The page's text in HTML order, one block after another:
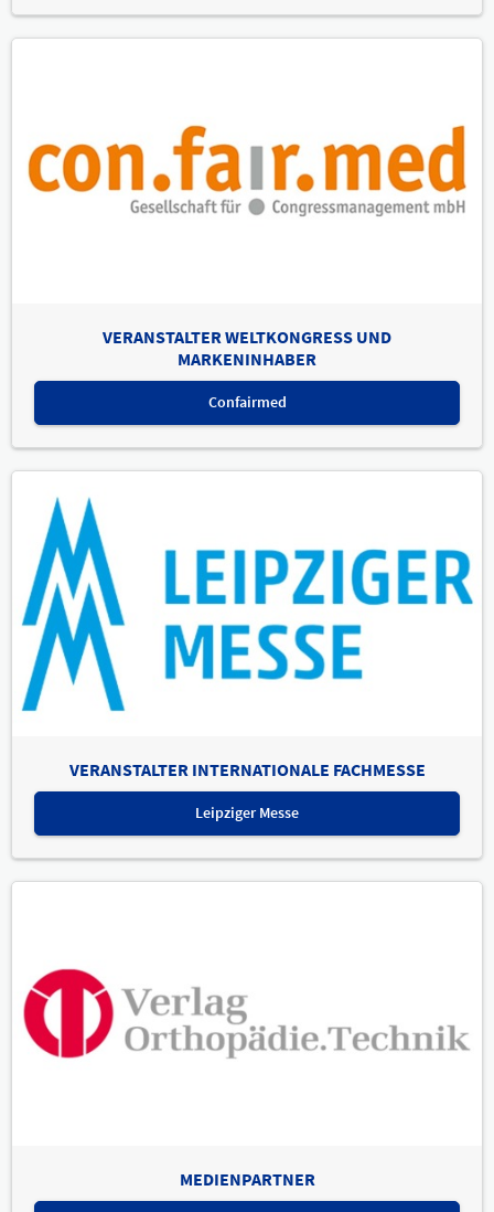
VERANSTALTER WELTKONGRESS UND
MARKENINHABER
Confairmed
VERANSTALTER INTERNATIONALE FACHMESSE
Leipziger Messe
MEDIENPARTNER